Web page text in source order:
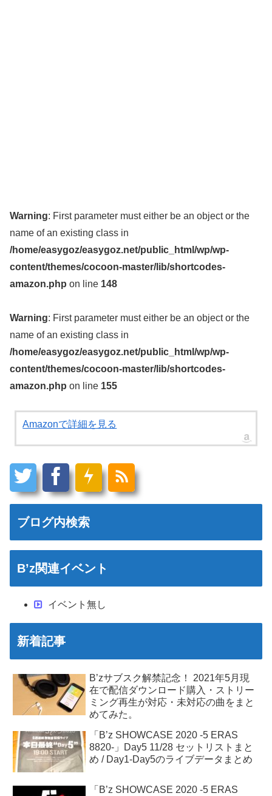
Warning: First parameter must either be an object or the
name of an existing class in
/home/easygoz/easygoz.net/public_html/wp/wp-
content/themes/cocoon-master/lib/shortcodes-
amazon.php on line 148
Warning: First parameter must either be an object or the
name of an existing class in
/home/easygoz/easygoz.net/public_html/wp/wp-
content/themes/cocoon-master/lib/shortcodes-
amazon.php on line 155
Amazonで詳細を見る
ブログ内検索
B’z関連イベント
イベント無し
新着記事
B’zサブスク解禁記念！ 2021年5月現
在で配信ダウンロード購入・ストリー
ミング再生が対応・未対応の曲をまと
めてみた。
「B’z SHOWCASE 2020 -5 ERAS
8820-」Day5 11/28 セットリストまと
め / Day1-Day5のライブデータまとめ
「B’z SHOWCASE 2020 -5 ERAS